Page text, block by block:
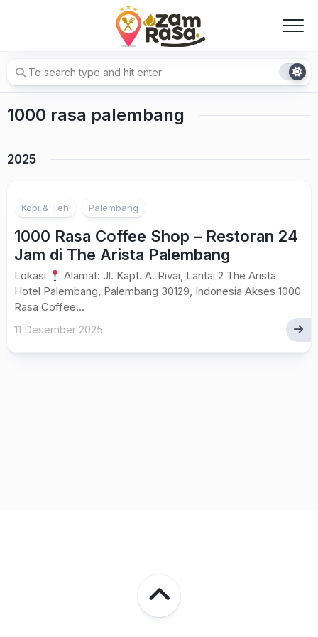
1000 rasa palembang
2025
Kopi & Teh Palembang
1000 Rasa Coffee Shop – Restoran 24
Jam di The Arista Palembang
Lokasi
Alamat: Jl. Kapt. A. Rivai, Lantai 2 The Arista
Hotel Palembang, Palembang 30129, Indonesia Akses 1000
Rasa Coffee...
11 Desember 2025